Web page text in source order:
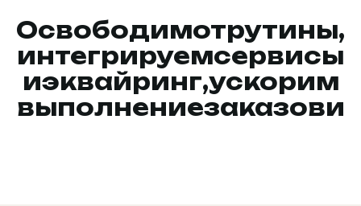
Освободимотрутины,
интегрируемсервисы
иэквайринг,ускорим
выполнениезаказови